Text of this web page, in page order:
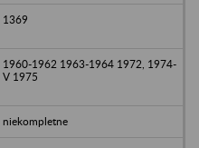
1369
1960-1962 1963-1964 1972, 1974-
V 1975
niekompletne